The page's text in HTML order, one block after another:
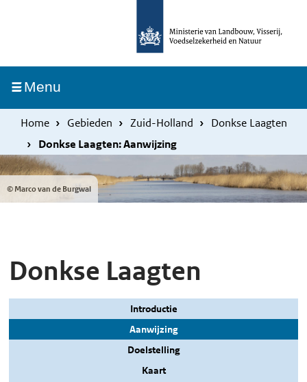
inhoud
gaan
MenuIngeklapt
Home Gebieden Zuid-Holland
Donkse Laagten
Donkse Laagten: Aanwijzing
© Marco van de Burgwal
Donkse Laagten
Introductie
Aanwijzing
Doelstelling
Kaart